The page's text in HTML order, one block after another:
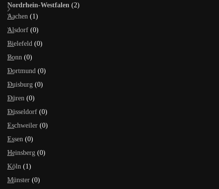
Nordrhein-Westfalen (2)
Aachen (1)
Alsdorf (0)
Bielefeld (0)
Bonn (0)
Dortmund (0)
Duisburg (0)
Düren (0)
Düsseldorf (0)
Eschweiler (0)
Essen (0)
Heinsberg (0)
Köln (1)
Münster (0)